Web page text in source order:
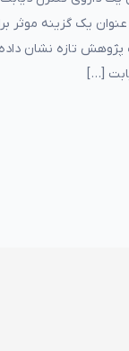
یک گزینه موثر
تازه نشان
[…]